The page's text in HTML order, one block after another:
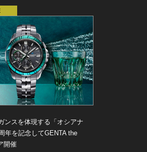
ンスを体現する「オシアナ
年を記念してGENTA the
開催